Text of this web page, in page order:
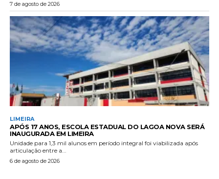
7 de agosto de 2026
LIMEIRA
APÓS 17 ANOS, ESCOLA ESTADUAL DO LAGOA NOVA SERÁ
INAUGURADA EM LIMEIRA
Unidade para 1,3 mil alunos em período integral foi viabilizada após
articulação entre a...
6 de agosto de 2026